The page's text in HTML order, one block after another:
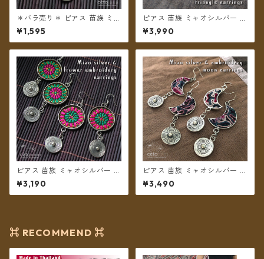
＊バラ売り＊ ピアス 苗族 ミャ
オシルバー 刺繍布 楕円型 グリ
ーン系 【メール便送料無料】
¥1,595
ピアス 苗族 ミャオシルバー 刺
繍古布 三角形 【メール便送料
無料】
¥3,990
ピアス 苗族 ミャオシルバー フ
ラワー刺繍 丸型 【メール便送
料無料】
¥3,190
ピアス 苗族 ミャオシルバー 刺
繍古布 月型 【メール便送料無
料】
¥3,490
⌘ RECOMMEND ⌘